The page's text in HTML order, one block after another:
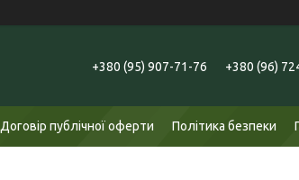
+380 (95) 907-71-76 +380 (96)
Договір публічної оферти Політика безпеки